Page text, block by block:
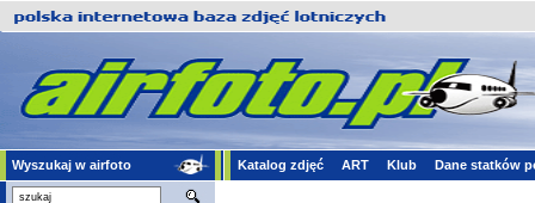
Wyszukaj w airfoto Katalog zdjęć ART Klub Dane statków